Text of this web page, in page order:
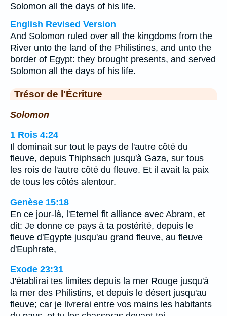
Solomon all the days of his life.
English Revised Version
And Solomon ruled over all the kingdoms from the
River unto the land of the Philistines, and unto the
border of Egypt: they brought presents, and served
Solomon all the days of his life.
Trésor de l'Écriture
Solomon
1 Rois 4:24
Il dominait sur tout le pays de l'autre côté du
fleuve, depuis Thiphsach jusqu'à Gaza, sur tous
les rois de l'autre côté du fleuve. Et il avait la paix
de tous les côtés alentour.
Genèse 15:18
En ce jour-là, l'Eternel fit alliance avec Abram, et
dit: Je donne ce pays à ta postérité, depuis le
fleuve d'Egypte jusqu'au grand fleuve, au fleuve
d'Euphrate,
Exode 23:31
J'établirai tes limites depuis la mer Rouge jusqu'à
la mer des Philistins, et depuis le désert jusqu'au
fleuve; car je livrerai entre vos mains les habitants